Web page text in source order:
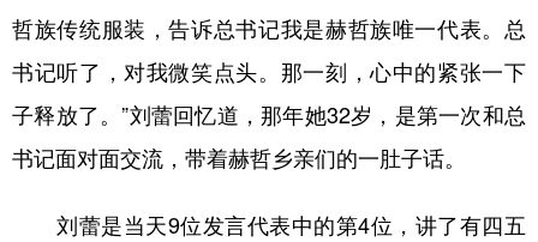
哲族传统服装，告诉总书记我是赫哲族唯一代表。总
书记听了，对我微笑点头。那一刻，心中的紧张一下
子释放了。”刘蕾回忆道，那年她32岁，是第一次和总
书记面对面交流，带着赫哲乡亲们的一肚子话。
刘蕾是当天9位发言代表中的第4位，讲了有四五